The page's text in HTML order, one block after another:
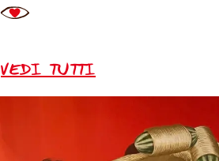
VEDI TUTTI